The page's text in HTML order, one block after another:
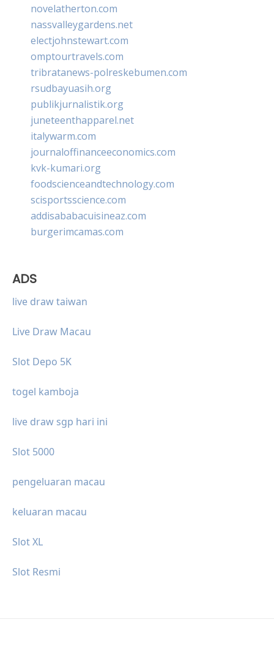
novelatherton.com
nassvalleygardens.net
electjohnstewart.com
omptourtravels.com
tribratanews-polreskebumen.com
rsudbayuasih.org
publikjurnalistik.org
juneteenthapparel.net
italywarm.com
journaloffinanceeconomics.com
kvk-kumari.org
foodscienceandtechnology.com
scisportsscience.com
addisababacuisineaz.com
burgerimcamas.com
ADS
live draw taiwan
Live Draw Macau
Slot Depo 5K
togel kamboja
live draw sgp hari ini
Slot 5000
pengeluaran macau
keluaran macau
Slot XL
Slot Resmi